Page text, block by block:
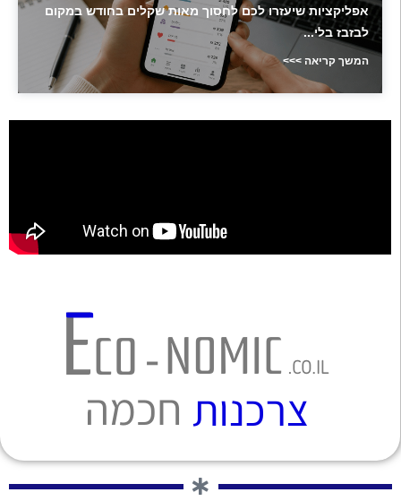
אפליקציות שיעזרו לכם לחסוך מאות שקלים בחודש במקום
לבזבז בלי...
המשך קריאה >>>